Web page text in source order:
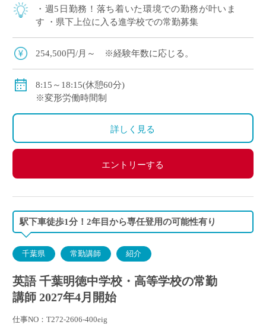
・週5日勤務！落ち着いた環境での勤務が叶いま
す ・県下上位に入る進学校での常勤募集
254,500円/月～ ※経験年数に応じる。
8:15～18:15(休憩60分)
※変形労働時間制
詳しく見る
エントリーする
駅下車徒歩1分！2年目から専任登用の可能性有り
千葉県 常勤講師 紹介
英語 千葉明徳中学校・高等学校の常勤
講師 2027年4月開始
仕事NO：T272-2606-400eig